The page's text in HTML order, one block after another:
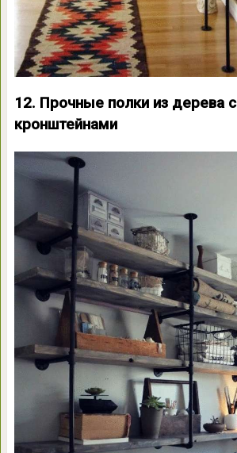
12. Прочные полки из дерева с
кронштейнами